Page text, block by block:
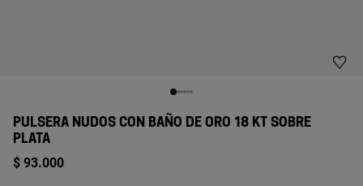
PULSERA NUDOS CON BAÑO DE ORO 18 KT SOBRE
PLATA
$ 93.000